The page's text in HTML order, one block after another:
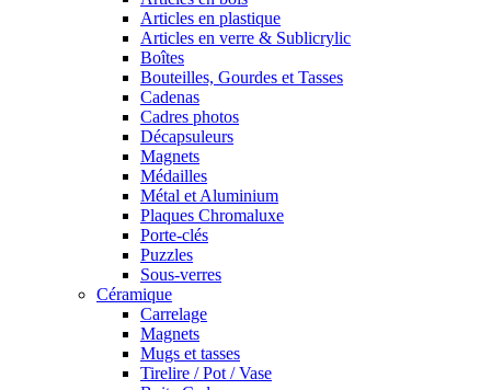
Articles en plastique
Articles en verre & Sublicrylic
Boîtes
Bouteilles, Gourdes et Tasses
Cadenas
Cadres photos
Décapsuleurs
Magnets
Médailles
Métal et Aluminium
Plaques Chromaluxe
Porte-clés
Puzzles
Sous-verres
Céramique
Carrelage
Magnets
Mugs et tasses
Tirelire / Pot / Vase